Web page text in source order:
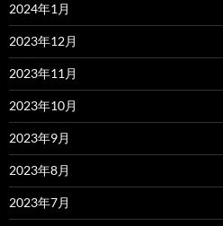
2024年1月
2023年12月
2023年11月
2023年10月
2023年9月
2023年8月
2023年7月